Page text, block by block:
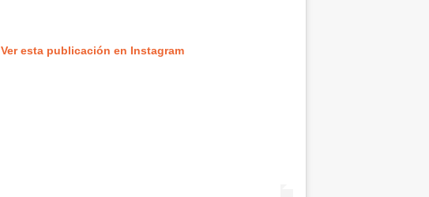
Ver esta publicación en Instagram